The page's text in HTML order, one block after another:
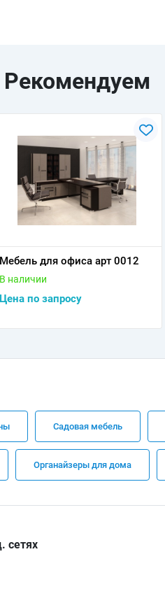
Рекомендуем
Мебель для офиса арт 0012
В наличии
Цена по запросу
Садовая мебель
Органайзеры для дома
сетях